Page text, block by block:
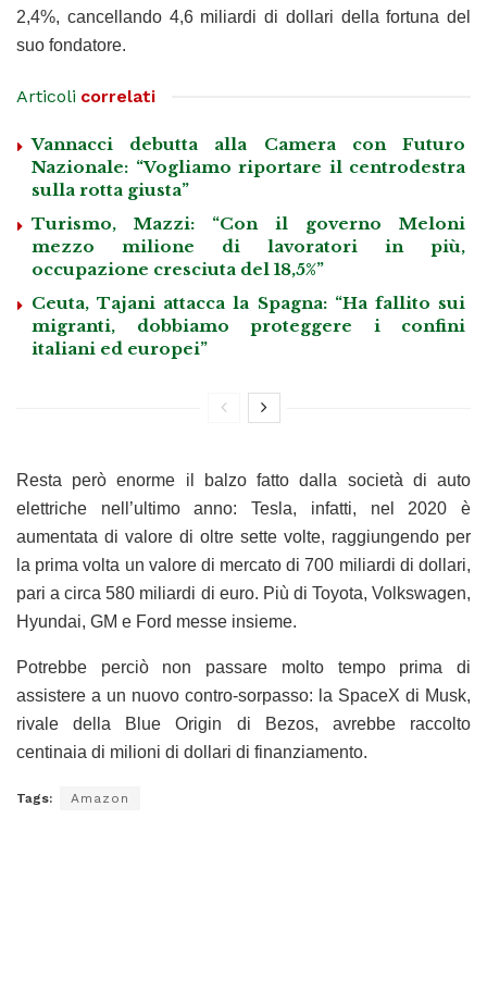
2,4%, cancellando 4,6 miliardi di dollari della fortuna del
suo fondatore.
Articoli correlati
Vannacci debutta alla Camera con Futuro
Nazionale: “Vogliamo riportare il centrodestra
sulla rotta giusta”
Turismo, Mazzi: “Con il governo Meloni
mezzo milione di lavoratori in più,
occupazione cresciuta del 18,5%”
Ceuta, Tajani attacca la Spagna: “Ha fallito sui
migranti, dobbiamo proteggere i confini
italiani ed europei”
Resta però enorme il balzo fatto dalla società di auto
elettriche nell’ultimo anno: Tesla, infatti, nel 2020 è
aumentata di valore di oltre sette volte, raggiungendo per
la prima volta un valore di mercato di 700 miliardi di dollari,
pari a circa 580 miliardi di euro. Più di Toyota, Volkswagen,
Hyundai, GM e Ford messe insieme.
Potrebbe perciò non passare molto tempo prima di
assistere a un nuovo contro-sorpasso: la SpaceX di Musk,
rivale della Blue Origin di Bezos, avrebbe raccolto
centinaia di milioni di dollari di finanziamento.
Tags: Amazon